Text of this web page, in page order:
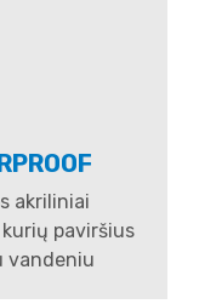
akriliniai
paviršius
vandeniu